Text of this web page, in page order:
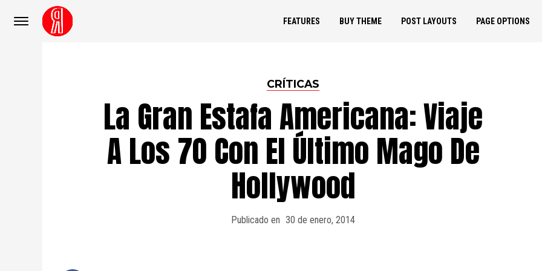
FEATURES BUY THEME POST LAYOUTS PAGE OPTIONS
CRÍTICAS
La Gran Estafa Americana: Viaje
A Los 70 Con El Último Mago De
Hollywood
Publicado en 30 de enero, 2014